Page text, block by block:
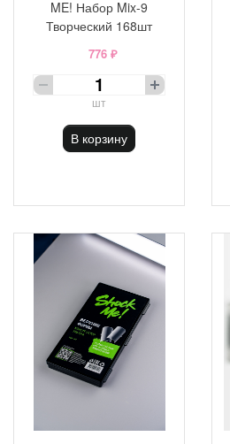
ME! Набор Mix-9
Творческий 168шт
776 ₽
шт
В корзину